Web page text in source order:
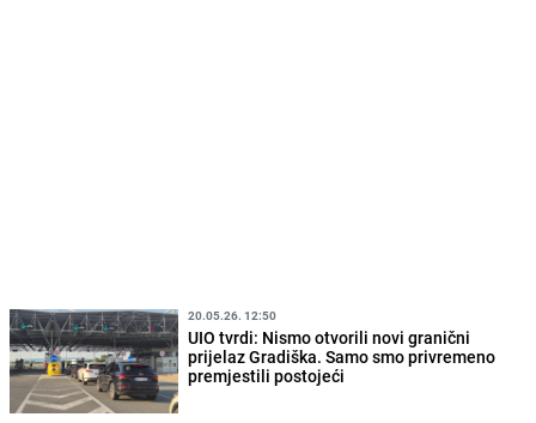
20.05.26. 12:50
UIO tvrdi: Nismo otvorili novi granični
prijelaz Gradiška. Samo smo privremeno
premjestili postojeći